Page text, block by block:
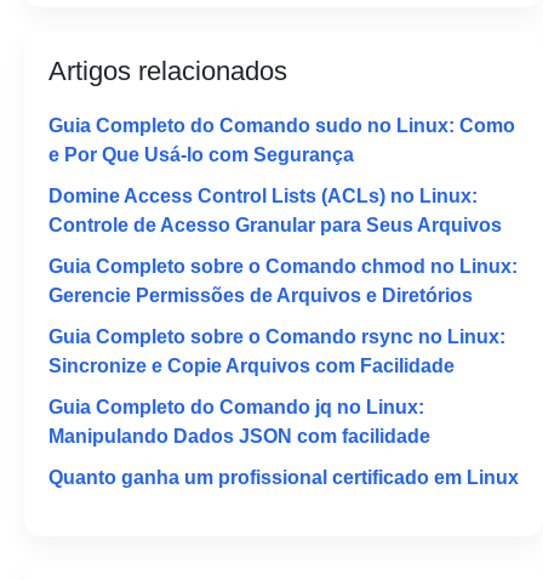
Artigos relacionados
Guia Completo do Comando sudo no Linux: Como
e Por Que Usá-lo com Segurança
Domine Access Control Lists (ACLs) no Linux:
Controle de Acesso Granular para Seus Arquivos
Guia Completo sobre o Comando chmod no Linux:
Gerencie Permissões de Arquivos e Diretórios
Guia Completo sobre o Comando rsync no Linux:
Sincronize e Copie Arquivos com Facilidade
Guia Completo do Comando jq no Linux:
Manipulando Dados JSON com facilidade
Quanto ganha um profissional certificado em Linux